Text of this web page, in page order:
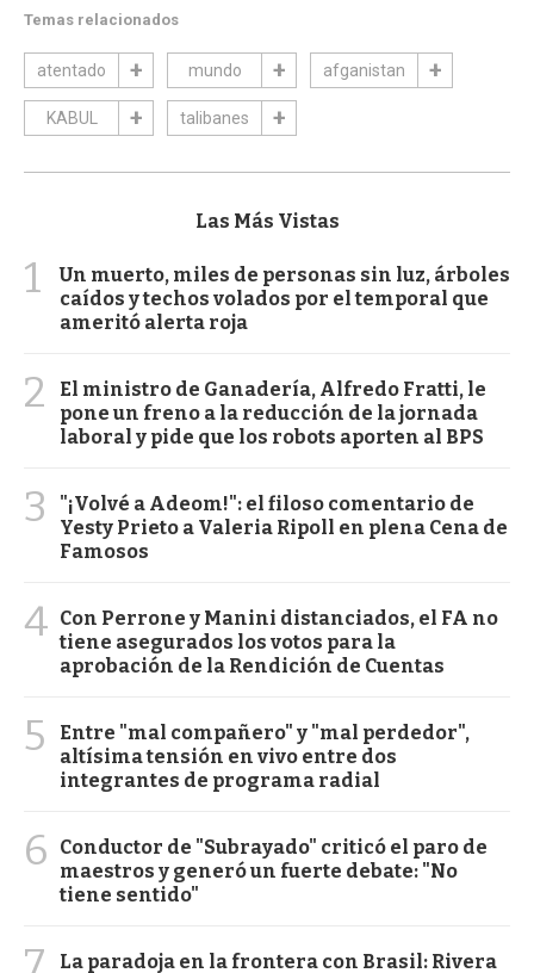
Temas relacionados
atentado mundo afganistan
KABUL talibanes
Las Más Vistas
1
Un muerto, miles de personas sin luz, árboles
caídos y techos volados por el temporal que
ameritó alerta roja
2
El ministro de Ganadería, Alfredo Fratti, le
pone un freno a la reducción de la jornada
laboral y pide que los robots aporten al BPS
3
"¡Volvé a Adeom!": el filoso comentario de
Yesty Prieto a Valeria Ripoll en plena Cena de
Famosos
4 Con Perrone y Manini distanciados, el FA no
tiene asegurados los votos para la
aprobación de la Rendición de Cuentas
5
Entre "mal compañero" y "mal perdedor",
altísima tensión en vivo entre dos
integrantes de programa radial
6
Conductor de "Subrayado" criticó el paro de
maestros y generó un fuerte debate: "No
tiene sentido"
La paradoja en la frontera con Brasil: Rivera